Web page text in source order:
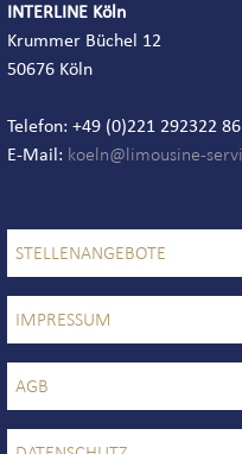
INTERLINE Köln
Krummer Büchel 12
50676 Köln
Telefon: +49 (0)221 292322 86
E-Mail:
STELLENANGEBOTE
IMPRESSUM
AGB